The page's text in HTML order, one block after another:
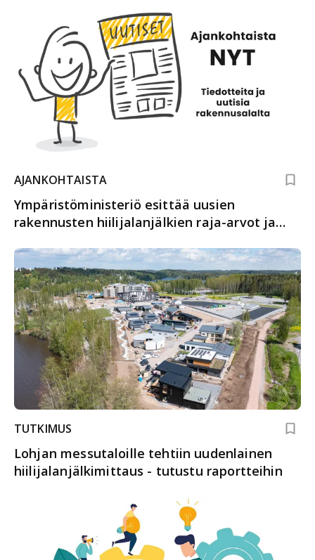
AJANKOHTAISTA
Ympäristöministeriö esittää uusien
rakennusten hiilijalanjälkien raja-arvot ja
TUTKIMUS
Lohjan messutaloille tehtiin uudenlainen
hiilijalanjälkimittaus - tutustu raportteihin